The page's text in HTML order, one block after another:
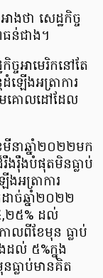
ងថា សេដ្ឋកិច្ច
ធន់ជាង។
អាមេរិកនៅតែ
ើងអត្រាការ
មគោលដៅដែល
មីនាឆ្នាំ២០២២មក
រ៉ឹងបំផុតមិនធ្លាប់
អត្រាការ
ច់ឆ្នាំ២០២២
,២៥% ដល់
លពីខែមុន ធ្លាប់
ដល់ ៥%ក្នុង
ធ្លាប់មានគិត